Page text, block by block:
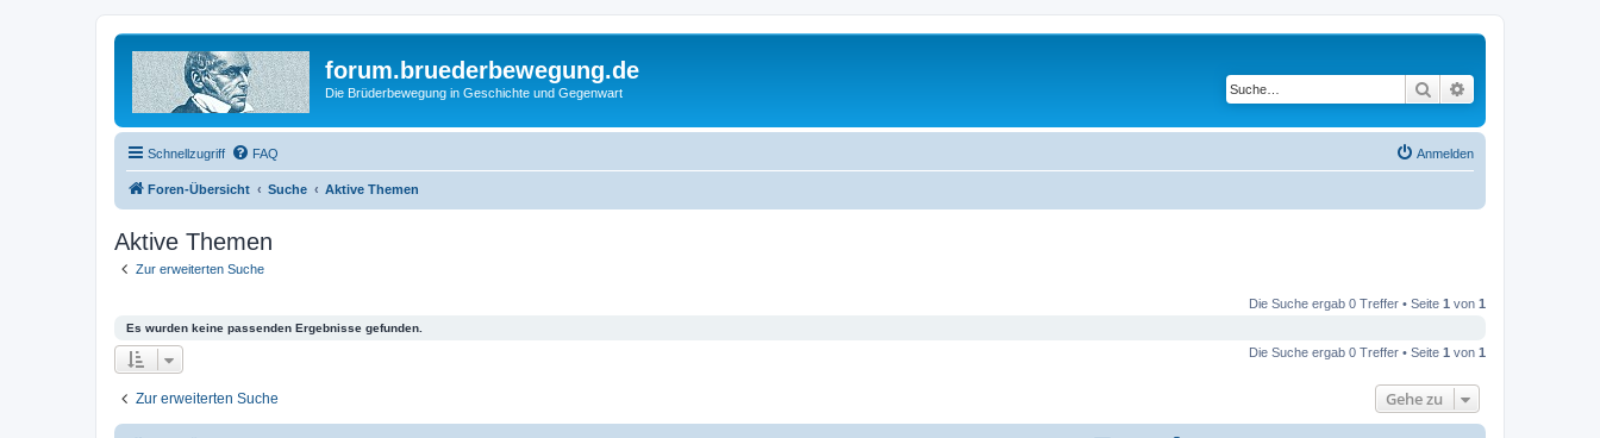
forum.bruederbewegung.de
Die Brüderbewegung in Geschichte und Gegenwart Suche
Schnellzugriff FAQ Anmelden
Foren-Übersicht Suche Aktive Themen
Aktive Themen
Zur erweiterten Suche
Die Suche ergab 0 Treffer • Seite 1 von 1
Es wurden keine passenden Ergebnisse gefunden.
Die Suche ergab 0 Treffer • Seite 1 von 1
Zur erweiterten Suche Gehe zu